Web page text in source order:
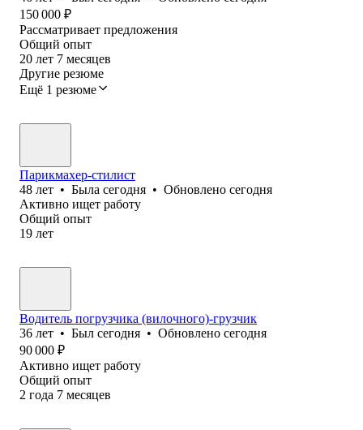
150 000 ₽
Рассматривает предложения
Общий опыт
20 лет 7 месяцев
Другие резюме
Ещё 1 резюме
Парикмахер-стилист
48 лет • Была сегодня • Обновлено сегодня
Активно ищет работу
Общий опыт
19 лет
Водитель погрузчика (вилочного)-грузчик
36 лет • Был сегодня • Обновлено сегодня
90 000 ₽
Активно ищет работу
Общий опыт
2 года 7 месяцев